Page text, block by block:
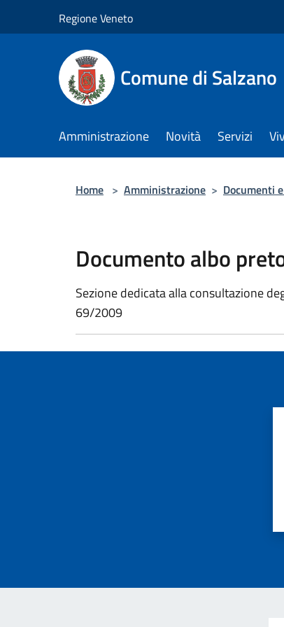
Regione Veneto
Comune di Salzano
Amministrazione Novità Servizi
Home > Amministrazione > Documenti
Documento albo
Sezione dedicata alla consultazione
69/2009